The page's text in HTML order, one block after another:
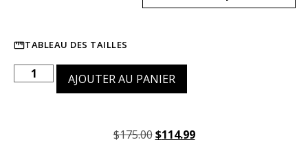
TABLEAU DES TAILLES
AJOUTER AU PANIER
$175.00 $114.99